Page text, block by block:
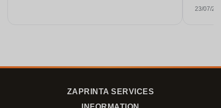
igen!
23/07/
ZAPRINTA SERVICES